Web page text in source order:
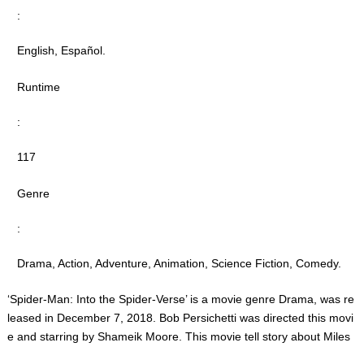
:
English, Español.
Runtime
:
117
Genre
:
Drama, Action, Adventure, Animation, Science Fiction, Comedy.
‘Spider-Man: Into the Spider-Verse’ is a movie genre Drama, was re
leased in December 7, 2018. Bob Persichetti was directed this movi
e and starring by Shameik Moore. This movie tell story about Miles